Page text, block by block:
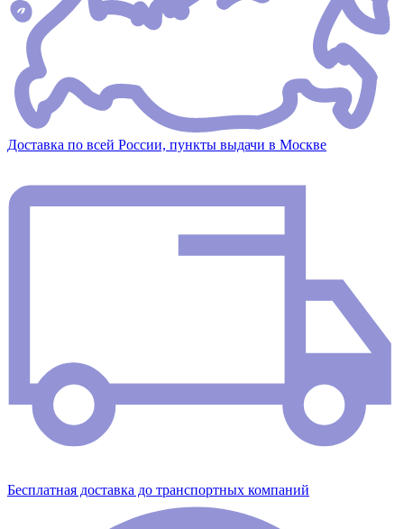
Доставка по всей России, пункты выдачи в Москве
Бесплатная доставка до транспортных компаний